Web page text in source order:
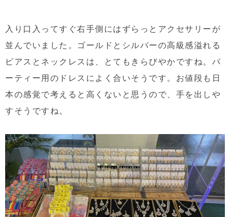
入り口入ってすぐ右手側にはずらっとアクセサリーが
並んでいました。ゴールドとシルバーの高級感溢れる
ピアスとネックレスは、とてもきらびやかですね。パ
ーティー用のドレスによく合いそうです。お値段も日
本の感覚で考えると高くないと思うので、手を出しや
すそうですね。